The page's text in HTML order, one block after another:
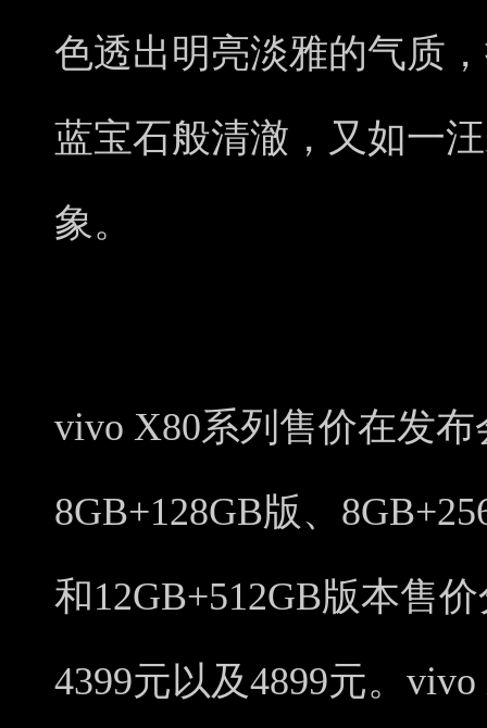
色透出明亮淡雅的气质
蓝宝石般清澈，又如一
象。
vivo X80系列售价在发
8GB+128GB版、
和12GB+512GB版本售
4399元以及4899元。